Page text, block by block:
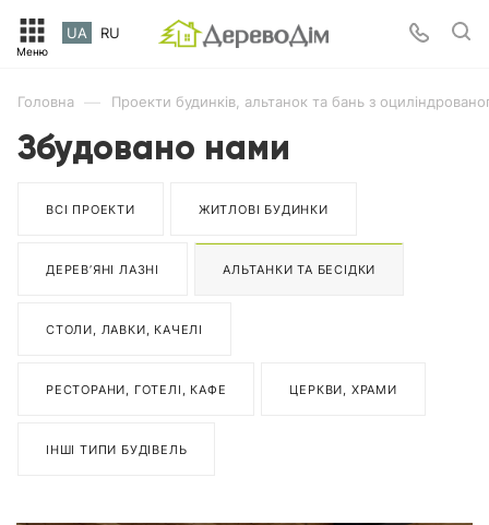
UA RU
Головна — Проекти будинків, альтанок та бань з
Збудовано нами
ВСІ ПРОЕКТИ ЖИТЛОВІ БУДИНКИ
ДЕРЕВ’ЯНІ ЛАЗНІ АЛЬТАНКИ ТА БЕСІДКИ
СТОЛИ, ЛАВКИ, КАЧЕЛІ
РЕСТОРАНИ, ГОТЕЛІ, КАФЕ ЦЕРКВИ, ХРАМИ
ІНШІ ТИПИ БУДІВЕЛЬ